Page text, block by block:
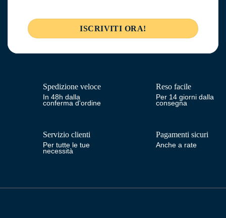
Spedizione veloce
In 48h dalla
conferma d'ordine
Reso facile
Per 14 giorni dalla
consegna
Servizio clienti
Per tutte le tue
necessità
Pagamenti sicuri
Anche a rate